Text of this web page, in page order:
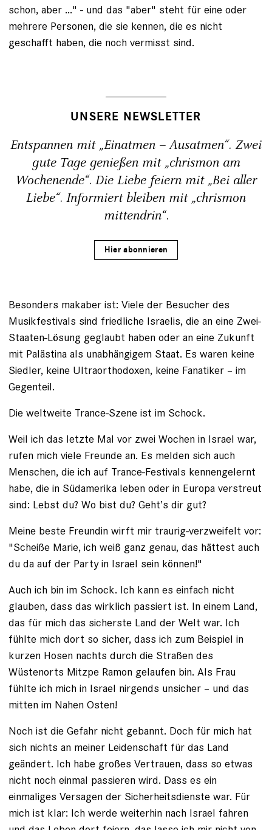
schon, aber ..." - und das "aber" steht für eine oder
mehrere Personen, die sie kennen, die es nicht
geschafft haben, die noch vermisst sind.
UNSERE NEWSLETTER
Entspannen mit „Einatmen – Ausatmen“. Zwei
gute Tage genießen mit „chrismon am
Wochenende“. Die Liebe feiern mit „Bei aller
Liebe“. Informiert bleiben mit „chrismon
mittendrin“.
Hier abonnieren
Besonders makaber ist: Viele der Besucher des
Musikfestivals sind friedliche Israelis, die an eine Zwei-
Staaten-Lösung geglaubt haben oder an eine Zukunft
mit Palästina als unabhängigem Staat. Es waren keine
Siedler, keine Ultraorthodoxen, keine Fanatiker – im
Gegenteil.
Die weltweite Trance-Szene ist im Schock.
Weil ich das letzte Mal vor zwei Wochen in Israel war,
rufen mich viele Freunde an. Es melden sich auch
Menschen, die ich auf Trance-Festivals kennengelernt
habe, die in Südamerika leben oder in Europa verstreut
sind: Lebst du? Wo bist du? Geht’s dir gut?
Meine beste Freundin wirft mir traurig-verzweifelt vor:
"Scheiße Marie, ich weiß ganz genau, das hättest auch
du da auf der Party in Israel sein können!"
Auch ich bin im Schock. Ich kann es einfach nicht
glauben, dass das wirklich passiert ist. In einem Land,
das für mich das sicherste Land der Welt war. Ich
fühlte mich dort so sicher, dass ich zum Beispiel in
kurzen Hosen nachts durch die Straßen des
Wüstenorts Mitzpe Ramon gelaufen bin. Als Frau
fühlte ich mich in Israel nirgends unsicher – und das
mitten im Nahen Osten!
Noch ist die Gefahr nicht gebannt. Doch für mich hat
sich nichts an meiner Leidenschaft für das Land
geändert. Ich habe großes Vertrauen, dass so etwas
nicht noch einmal passieren wird. Dass es ein
einmaliges Versagen der Sicherheitsdienste war. Für
mich ist klar: Ich werde weiterhin nach Israel fahren